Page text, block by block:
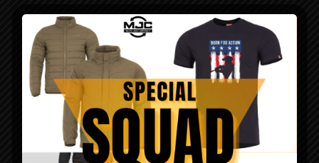
Gaz Walther este gazul ideal pentru armele airsoft cu gaz si cu
sistem blow-back. Acesta este produs de Umarex si este
disponibil in magazinul online Squad Store. Acest gaz contine
ulei siliconic pentru lubrifierea supapelor armelor airsoft.
Recipient 750 ml.
Daca doriti sa testati diverse produse din gama Squad Store
va asteptam cu drag in magazinul nostru din Cluj.